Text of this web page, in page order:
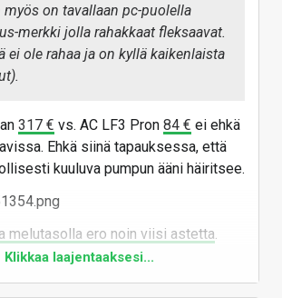
on tavallaan pc-puolella
merkki jolla rahakkaat fleksaavat.
ei ole rahaa ja on kyllä kaikenlaista
317 € vs. AC LF3 Pron 84 € ei ehkä
Ehkä siinä tapauksessa, että
kuuluva pumpun ääni häiritsee.
melutasolla ero noin viisi astetta
Klikkaa laajentaaksesi...